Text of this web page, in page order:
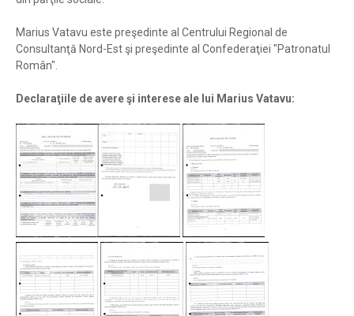
Marius Vatavu este preşedinte al Centrului Regional de
Consultanţă Nord-Est şi preşedinte al Confederaţiei "Patronatul
Român".
Declaraţiile de avere şi interese ale lui Marius Vatavu: